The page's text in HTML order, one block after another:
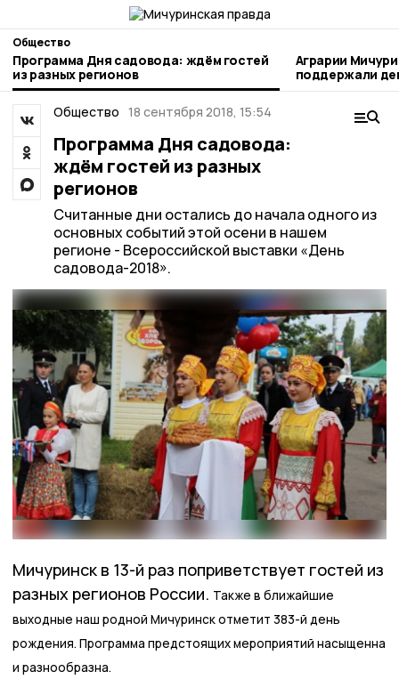
Общество
Программа Дня садовода: ждём гостей
из разных регионов
Аграрии
поддержали день
труда
Общество 18 сентября 2018, 15:54
Программа Дня садовода:
ждём гостей из разных
регионов
Считанные дни остались до начала одного из
основных событий этой осени в нашем
регионе - Всероссийской выставки «День
садовода-2018».
Мичуринск в 13-й раз поприветствует гостей из
разных регионов России. Также в ближайшие
выходные наш родной Мичуринск отметит 383-й день
рождения. Программа предстоящих мероприятий насыщенна
и разнообразна.